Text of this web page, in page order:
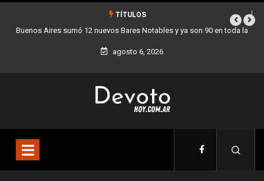
TÍTULOS
son 90 en toda la Los stands móviles de la Ciudad llegan esta semana
agosto 6, 2026